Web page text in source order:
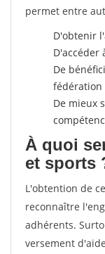
permet entre
D'obtenir
D'accéder
De
fédération
De mieux
À quoi
et sports
L'obtention de
reconnaître
adhérents.
versement